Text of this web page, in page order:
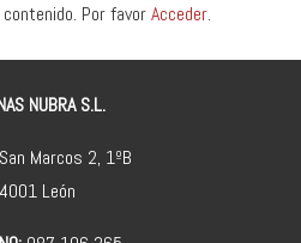
Por favorAcceder.
NUBRA S.L.
Marcos 2, 1ºB
León